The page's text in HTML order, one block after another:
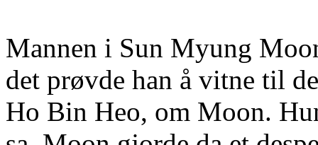
Mannen i Sun Myung
det prøvde han å vitne til
Ho Bin Heo, om Moon.